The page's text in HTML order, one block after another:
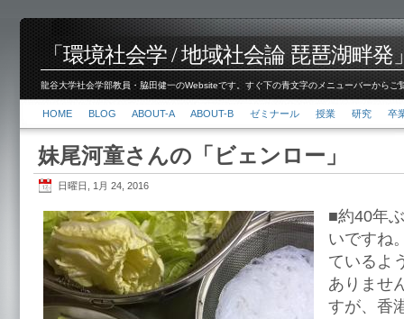
「環境社会学 / 地域社会論 琵琶湖畔発
龍谷大学社会学部教員・脇田健一のWebsiteです。すぐ下の青文字のメニューバーから
HOME BLOG ABOUT-A ABOUT-B ゼミナール 授業 研究 卒
妹尾河童さんの「ビェンロー」
日曜日, 1月 24, 2016
■約40年
いですね
ているよ
ありませ
すが、香